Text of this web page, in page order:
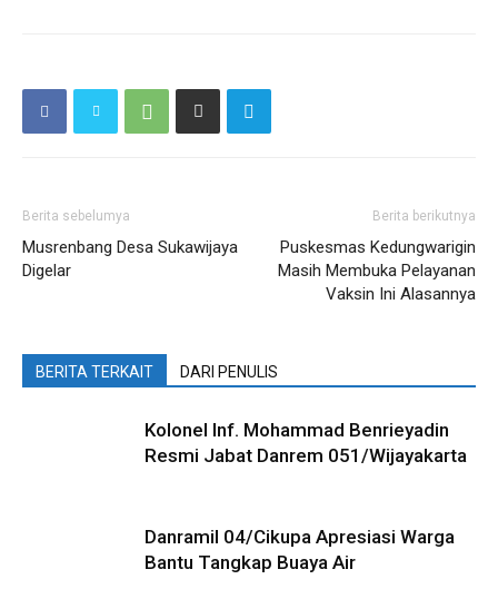
Berita sebelumya
Musrenbang Desa Sukawijaya
Digelar
Berita berikutnya
Puskesmas Kedungwarigin
Masih Membuka Pelayanan
Vaksin Ini Alasannya
BERITA TERKAIT DARI PENULIS
Kolonel Inf. Mohammad Benrieyadin
Resmi Jabat Danrem 051/Wijayakarta
Danramil 04/Cikupa Apresiasi Warga
Bantu Tangkap Buaya Air